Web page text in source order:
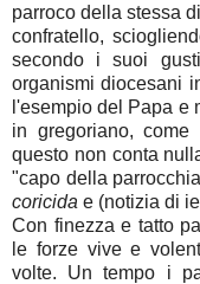
parroco della stessa
confratello,
secondo i suoi
organismi diocesani
l'esempio del Papa e
in gregoriano, come
questo non conta
"capo della
coricida e (notizia di
Con finezza e tatto
le forze vive e
volte. Un tempo i